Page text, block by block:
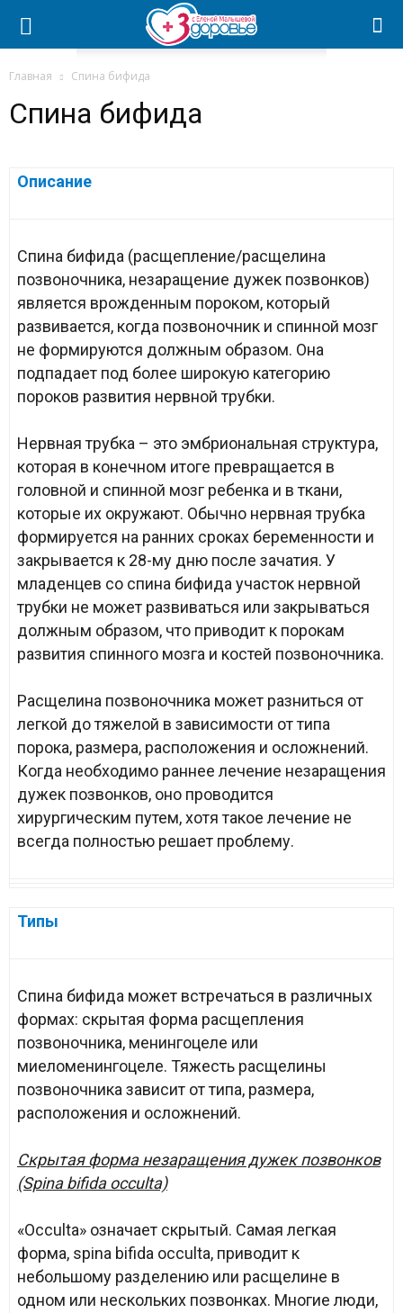
Главная Спина бифида
Спина бифида
Описание
Спина бифида (расщепление/расщелина
позвоночника, незаращение дужек позвонков)
является врожденным пороком, который
развивается, когда позвоночник и спинной мозг
не формируются должным образом. Она
подпадает под более широкую категорию
пороков развития нервной трубки.
Нервная трубка – это эмбриональная структура,
которая в конечном итоге превращается в
головной и спинной мозг ребенка и в ткани,
которые их окружают. Обычно нервная трубка
формируется на ранних сроках беременности и
закрывается к 28-му дню после зачатия. У
младенцев со спина бифида участок нервной
трубки не может развиваться или закрываться
должным образом, что приводит к порокам
развития спинного мозга и костей позвоночника.
Расщелина позвоночника может разниться от
легкой до тяжелой в зависимости от типа
порока, размера, расположения и осложнений.
Когда необходимо раннее лечение незаращения
дужек позвонков, оно проводится
хирургическим путем, хотя такое лечение не
всегда полностью решает проблему.
Типы
Спина бифида может встречаться в различных
формах: скрытая форма расщепления
позвоночника, менингоцеле или
миеломенингоцеле. Тяжесть расщелины
позвоночника зависит от типа, размера,
расположения и осложнений.
Скрытая форма незаращения дужек позвонков
(Spina bifida occulta)
«Occulta» означает скрытый. Самая легкая
форма, spina bifida occulta, приводит к
небольшому разделению или расщелине в
одном или нескольких позвонках. Многие люди,